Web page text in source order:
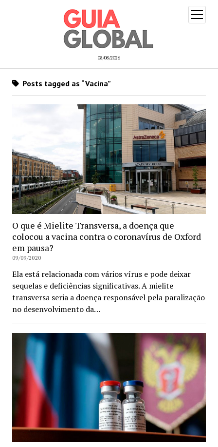
08/08/2026
open
menu
Posts tagged as “Vacina”
O que é Mielite Transversa, a doença que
colocou a vacina contra o coronavírus de Oxford
em pausa?
09/09/2020
Ela está relacionada com vários vírus e pode deixar
sequelas e deficiências significativas. A mielite
transversa seria a doença responsável pela paralização
no desenvolvimento da…